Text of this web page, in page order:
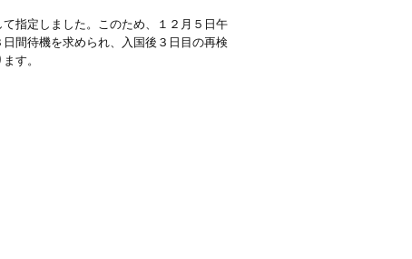
指定しました。このため、１２月５日午
間待機を求められ、入国後３日目の再検
す。